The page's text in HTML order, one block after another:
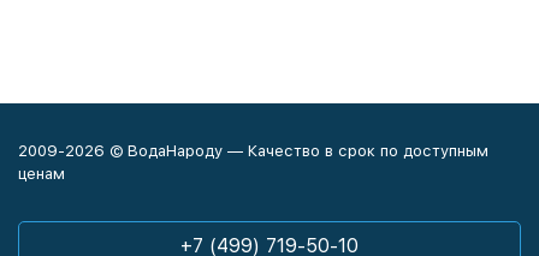
2009-2026 © ВодаНароду — Качество в срок по доступным
ценам
+7 (499) 719-50-10